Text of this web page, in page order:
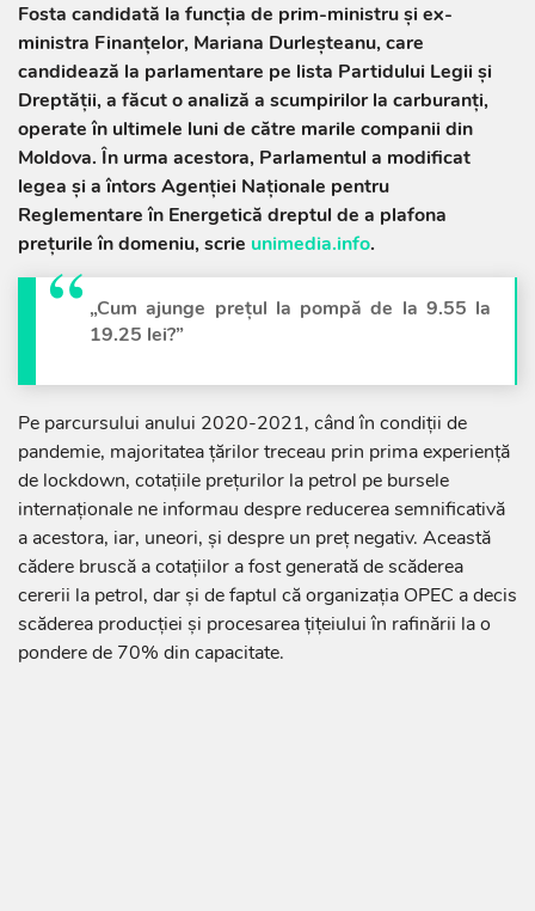
Fosta candidată la funcția de prim-ministru și ex-
ministra Finanțelor, Mariana Durleșteanu, care
candidează la parlamentare pe lista Partidului Legii și
Dreptății, a făcut o analiză a scumpirilor la carburanți,
operate în ultimele luni de către marile companii din
Moldova. În urma acestora, Parlamentul a modificat
legea și a întors Agenției Naționale pentru
Reglementare în Energetică dreptul de a plafona
prețurile în domeniu, scrie unimedia.info.
„Cum ajunge prețul la pompă de la 9.55 la
19.25 lei?”
Pe parcursului anului 2020-2021, când în condiții de
pandemie, majoritatea țărilor treceau prin prima experiență
de lockdown, cotațiile prețurilor la petrol pe bursele
internaționale ne informau despre reducerea semnificativă
a acestora, iar, uneori, și despre un preț negativ. Această
cădere bruscă a cotațiilor a fost generată de scăderea
cererii la petrol, dar și de faptul că organizația OPEC a decis
scăderea producției și procesarea țițeiului în rafinării la o
pondere de 70% din capacitate.